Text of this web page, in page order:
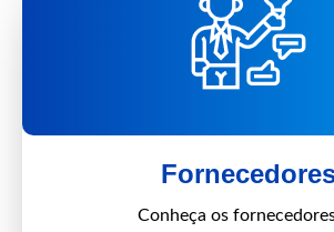
Conheça os